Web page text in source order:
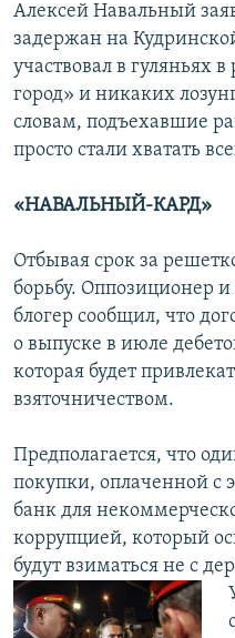
Алексей Навальный
задержан на
участвовал в гуляньях
город» и никаких
словам, подъехавшие
просто стали хватать
«НАВАЛЬНЫЙ-КАРД»
Отбывая срок за
борьбу. Оппозиционер
блогер сообщил, что
о выпуске в июле
которая будет
взяточничеством.
Предполагается, что
покупки, оплаченной с
банк для
коррупцией, который
будут взиматься не с